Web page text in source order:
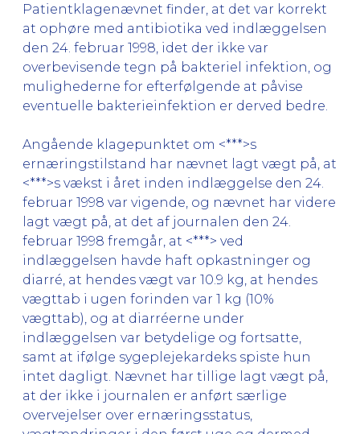
Patientklagenævnet finder, at det var korrekt
at ophøre med antibiotika ved indlæggelsen
den 24. februar 1998, idet der ikke var
overbevisende tegn på bakteriel infektion, og
mulighederne for efterfølgende at påvise
eventuelle bakterieinfektion er derved bedre.
Angående klagepunktet om <***>s
ernæringstilstand har nævnet lagt vægt på, at
<***>s vækst i året inden indlæggelse den 24.
februar 1998 var vigende, og nævnet har videre
lagt vægt på, at det af journalen den 24.
februar 1998 fremgår, at <***> ved
indlæggelsen havde haft opkastninger og
diarré, at hendes vægt var 10.9 kg, at hendes
vægttab i ugen forinden var 1 kg (10%
vægttab), og at diarréerne under
indlæggelsen var betydelige og fortsatte,
samt at ifølge sygeplejekardeks spiste hun
intet dagligt. Nævnet har tillige lagt vægt på,
at der ikke i journalen er anført særlige
overvejelser over ernæringsstatus,